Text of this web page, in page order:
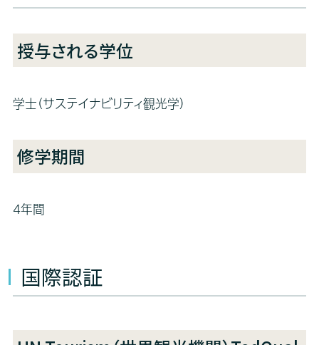
授与される学位
学士（サステイナビリティ観光学）
修学期間
4年間
国際認証